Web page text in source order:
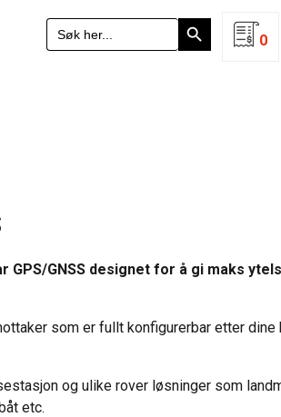
Search
for:
Search Button
0
GPS/GNSS designet for å gi maks
som er fullt konfigurerbar etter dine
og ulike rover løsninger som
etc.